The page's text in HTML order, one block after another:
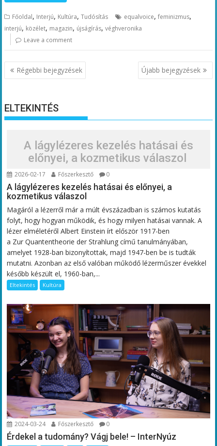
Főoldal, Interjú, Kultúra,Tudósítás equalvoice,feminizmus,
interjú, közélet, magazin, újságírás,véghveronika
Leave a comment
Bejegyzés
navigáció
Régebbi bejegyzések Újabb bejegyzések
ELTEKINTÉS
A lágylézeres kezelés hatásai és
előnyei, a kozmetikus válaszol
2026-02-17 Főszerkesztő 0
A lágylézeres kezelés hatásai és előnyei, a
kozmetikus válaszol
Magáról a lézerről már a múlt évszázadban is számos kutatás
folyt, hogy hogyan működik, és hogy milyen hatásai vannak. A
lézer elméletéről Albert Einstein írt először 1917-ben
a Zur Quantentheorie der Strahlung című tanulmányában,
amelyet 1928-ban bizonyítottak, majd 1947-ben be is tudták
mutatni. Azonban az első valóban működő lézerműszer évekkel
később készült el, 1960-ban,...
Eltekintés Kultúra
2024-03-24 Főszerkesztő 0
Érdekel a tudomány? Vágj bele! – InterNyúz